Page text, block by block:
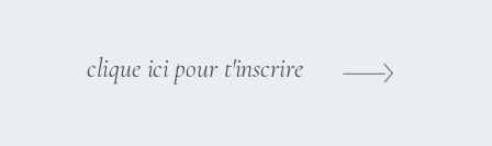
clique ici pour t'inscrire